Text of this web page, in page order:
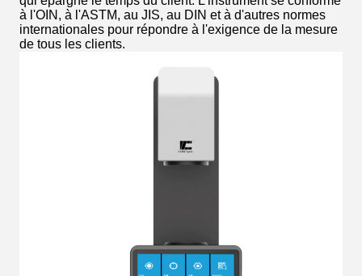
à l'OIN, à l'ASTM, au JIS, au DIN et à d'autres normes
internationales pour répondre à l'exigence de la mesure
de tous les clients.